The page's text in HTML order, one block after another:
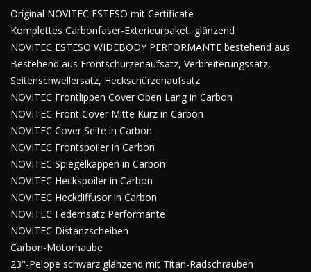
Original NOVITEC ESTESO mit Certificate
Komplettes Carbonfaser-Exterieurpaket, glänzend
NOVITEC ESTESO WIDEBODY PERFORMANTE bestehend aus
Bestehend aus Frontschürzenaufsatz, Verbreiterungssatz,
Seitenschwellersatz, Heckschürzenaufsatz
NOVITEC Frontlippen Cover Oben Lang in Carbon
NOVITEC Front Cover Mitte Kurz in Carbon
NOVITEC Cover Seite in Carbon
NOVITEC Frontspoiler in Carbon
NOVITEC Spiegelkappen in Carbon
NOVITEC Heckspoiler in Carbon
NOVITEC Heckdiffusor in Carbon
NOVITEC Federnsatz Performante
NOVITEC Distanzscheiben
Carbon-Motorhaube
23"-Pelope schwarz glänzend mit Titan-Radschrauben